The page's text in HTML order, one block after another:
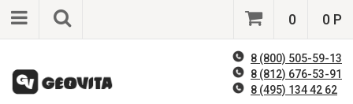
0 0 Р
8 (800) 505-59-13
8 (812) 676-53-91
8 (495) 134 42 62